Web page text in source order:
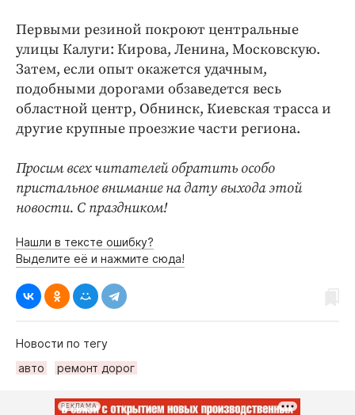
Первыми резиной покроют центральные
улицы Калуги: Кирова, Ленина, Московскую.
Затем, если опыт окажется удачным,
подобными дорогами обзаведется весь
областной центр, Обнинск, Киевская трасса и
другие крупные проезжие части региона.
Просим всех читателей обратить особо
пристальное внимание на дату выхода этой
новости. С праздником!
Нашли в тексте ошибку?
Выделите её и нажмите сюда!
Новости по тегу
авто
ремонт дорог
РЕКЛАМА